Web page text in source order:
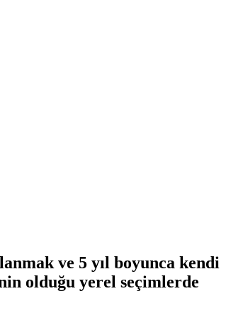
ve 5 yıl boyunca kendi
olduğu yerel seçimlerde